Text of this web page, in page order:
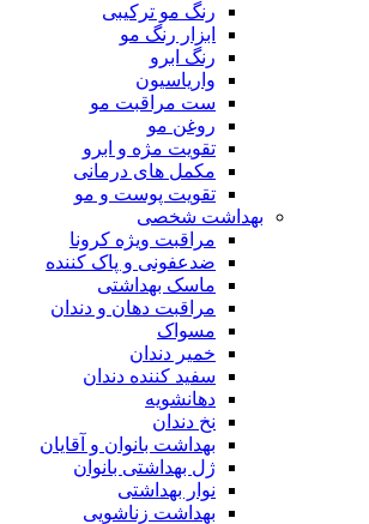
رنگ مو ترکیبی
ابزار رنگ مو
رنگ ابرو
واریاسیون
ست مراقبت مو
روغن مو
تقویت مژه و ابرو
مکمل های درمانی
تقویت پوست و مو
بهداشت شخصی
مراقبت ویژه کرونا
ضدعفونی و پاک کننده
ماسک بهداشتی
مراقبت دهان و دندان
مسواک
خمیر دندان
سفید کننده دندان
دهانشویه
نخ دندان
بهداشت بانوان و آقایان
ژل بهداشتی بانوان
نوار بهداشتی
بهداشت زناشویی